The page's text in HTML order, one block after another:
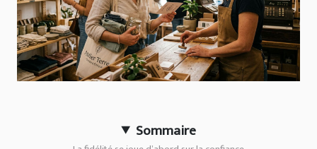
Sommaire